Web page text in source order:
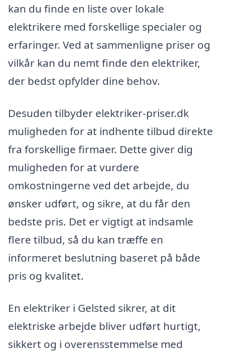
kan du finde en liste over lokale
elektrikere med forskellige specialer og
erfaringer. Ved at sammenligne priser og
vilkår kan du nemt finde den elektriker,
der bedst opfylder dine behov.
Desuden tilbyder elektriker-priser.dk
muligheden for at indhente tilbud direkte
fra forskellige firmaer. Dette giver dig
muligheden for at vurdere
omkostningerne ved det arbejde, du
ønsker udført, og sikre, at du får den
bedste pris. Det er vigtigt at indsamle
flere tilbud, så du kan træffe en
informeret beslutning baseret på både
pris og kvalitet.
En elektriker i Gelsted sikrer, at dit
elektriske arbejde bliver udført hurtigt,
sikkert og i overensstemmelse med